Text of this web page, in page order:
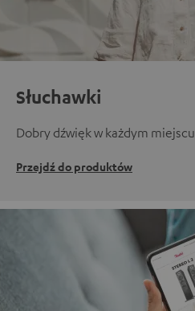
Słuchawki
Dobry dźwięk w każdym miejscu
Przejdź do produktów